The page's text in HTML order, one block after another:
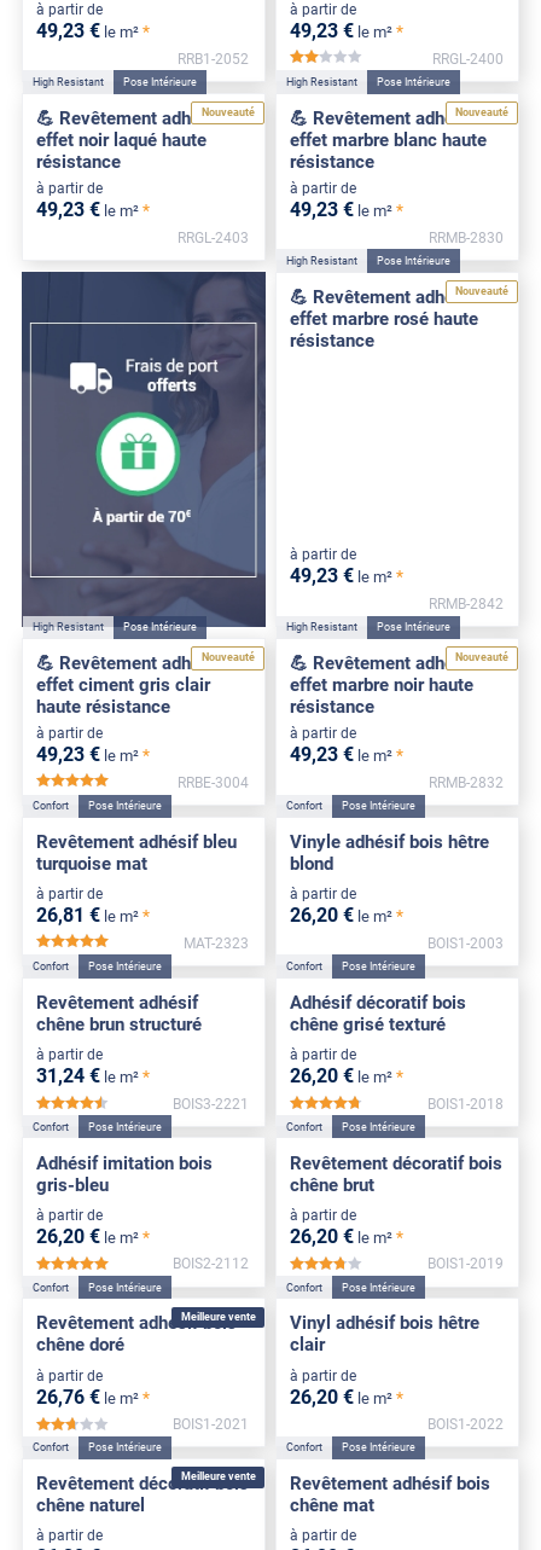
à partir de
49,23 € le m² *
RRB1-2052
à partir de
49,23 € le m² *
*****
RRGL-2400
Nouveauté
High Resistant Pose Intérieure
💪 Revêtement adhésif
effet noir laqué haute
résistance
à partir de
49,23 € le m² *
RRGL-2403
Nouveauté
High Resistant Pose Intérieure
💪 Revêtement adhésif
effet marbre blanc haute
résistance
à partir de
49,23 € le m² *
RRMB-2830
Nouveauté
High Resistant Pose Intérieure
💪 Revêtement adhésif
effet marbre rosé haute
résistance
à partir de
49,23 € le m² *
RRMB-2842
Nouveauté
High Resistant Pose Intérieure
💪 Revêtement adhésif
effet ciment gris clair
haute résistance
à partir de
49,23 € le m² *
RRBE-3004
Nouveauté
High Resistant Pose Intérieure
💪 Revêtement adhésif
effet marbre noir haute
résistance
à partir de
49,23 € le m² *
RRMB-2832
Confort Pose Intérieure
Revêtement adhésif bleu
turquoise mat
à partir de
26,81 € le m² *
MAT-2323
Confort Pose Intérieure
Vinyle adhésif bois hêtre
blond
à partir de
26,20 € le m² *
BOIS1-2003
Confort Pose Intérieure
Revêtement adhésif
chêne brun structuré
à partir de
31,24 € le m² *
*****
BOIS3-2221
Confort Pose Intérieure
Adhésif décoratif bois
chêne grisé texturé
à partir de
26,20 € le m² *
*****
BOIS1-2018
Confort Pose Intérieure
Adhésif imitation bois
gris-bleu
à partir de
26,20 € le m² *
*****
BOIS2-2112
Confort Pose Intérieure
Revêtement décoratif bois
chêne brut
à partir de
26,20 € le m² *
*****
BOIS1-2019
Meilleure vente
Confort Pose Intérieure
Revêtement adhésif bois
chêne doré
à partir de
26,76 € le m² *
*****
BOIS1-2021
Confort Pose Intérieure
Vinyl adhésif bois hêtre
clair
à partir de
26,20 € le m² *
BOIS1-2022
Meilleure vente
Confort Pose Intérieure
Revêtement décoratif bois
chêne naturel
à partir de
Confort Pose Intérieure
Revêtement adhésif bois
chêne mat
à partir de